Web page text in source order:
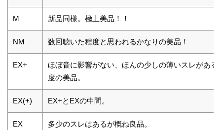
M 新品同様。極上美品！！
NM 数回聴いた程度と思われるかなりの美品！
EX+
ほぼ音に影響がない、ほんの少しの薄いスレがある
度の美品。
EX(+) EX+とEXの中間。
EX 多少のスレはあるが概ね良品。